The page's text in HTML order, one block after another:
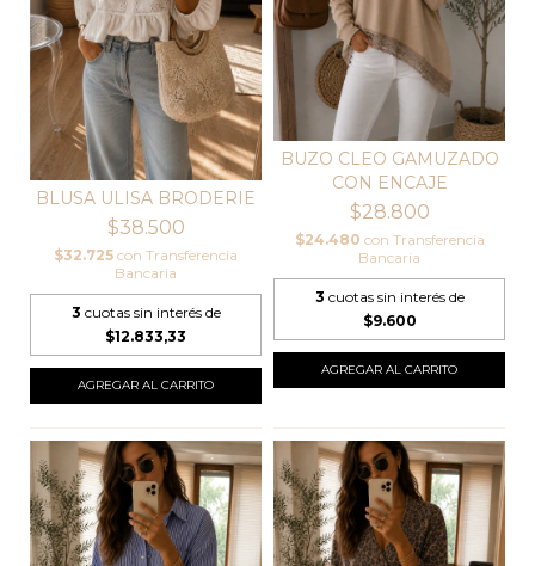
BLUSA ULISA BRODERIE
$38.500
$32.725 con Transferencia
Bancaria
3 cuotas sin interés de
$12.833,33
BUZO CLEO GAMUZADO
CON ENCAJE
$28.800
$24.480 con Transferencia
Bancaria
3 cuotas sin interés de
$9.600
AGREGAR AL CARRITO